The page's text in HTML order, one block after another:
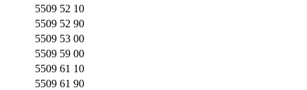
5509 52 10
5509 52 90
5509 53 00
5509 59 00
5509 61 10
5509 61 90